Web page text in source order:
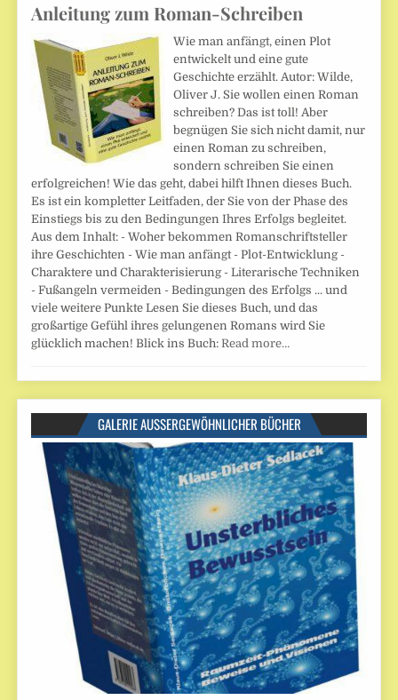
Anleitung zum Roman-Schreiben
Wie man anfängt, einen Plot
entwickelt und eine gute
Geschichte erzählt. Autor: Wilde,
Oliver J. Sie wollen einen Roman
schreiben? Das ist toll! Aber
begnügen Sie sich nicht damit, nur
einen Roman zu schreiben,
sondern schreiben Sie einen
erfolgreichen! Wie das geht, dabei hilft Ihnen dieses Buch.
Es ist ein kompletter Leitfaden, der Sie von der Phase des
Einstiegs bis zu den Bedingungen Ihres Erfolgs begleitet.
Aus dem Inhalt: - Woher bekommen Romanschriftsteller
ihre Geschichten - Wie man anfängt - Plot-Entwicklung -
Charaktere und Charakterisierung - Literarische Techniken
- Fußangeln vermeiden - Bedingungen des Erfolgs ... und
viele weitere Punkte Lesen Sie dieses Buch, und das
großartige Gefühl ihres gelungenen Romans wird Sie
glücklich machen! Blick ins Buch:Read more…
GALERIE AUSSERGEWÖHNLICHER BÜCHER